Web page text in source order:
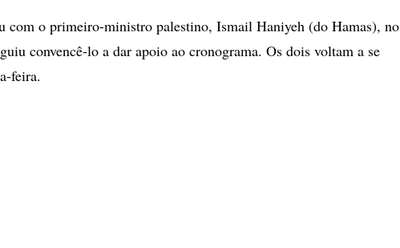
com o primeiro-ministro palestino, Ismail Haniyeh (do Hamas), no
convencê-lo a dar apoio ao cronograma. Os dois voltam a se
feira.